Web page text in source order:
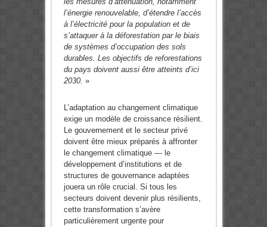
l’énergie renouvelable, d’étendre l’accès
à l’électricité pour la population et de
s’attaquer à la déforestation par le biais
de systèmes d’occupation des sols
durables. Les objectifs de reforestations
du pays doivent aussi être atteints d’ici
2030. »
L’adaptation au changement climatique
exige un modèle de croissance résilient.
Le gouvernement et le secteur privé
doivent être mieux préparés à affronter
le changement climatique — le
développement d’institutions et de
structures de gouvernance adaptées
jouera un rôle crucial. Si tous les
secteurs doivent devenir plus résilients,
cette transformation s’avère
particulièrement urgente pour